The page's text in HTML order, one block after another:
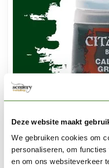
Deze website maakt
We gebruiken cookies om
personaliseren, om
en om ons websiteverkeer
Caliban Green - Base Paint
Niet op voorraad